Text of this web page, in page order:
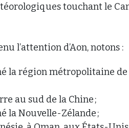
touchant le
l’attention d’Aon, notons :
la région métropolitaine de
au sud de la Chine ;
la Nouvelle-Zélande ;